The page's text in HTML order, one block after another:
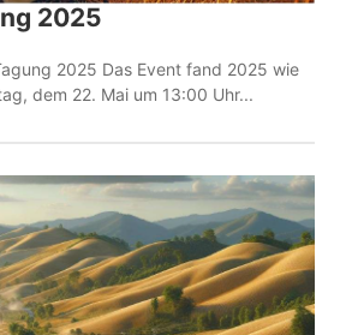
2025
2025 Das Event fand 2025 wie
dem 22. Mai um 13:00 Uhr...